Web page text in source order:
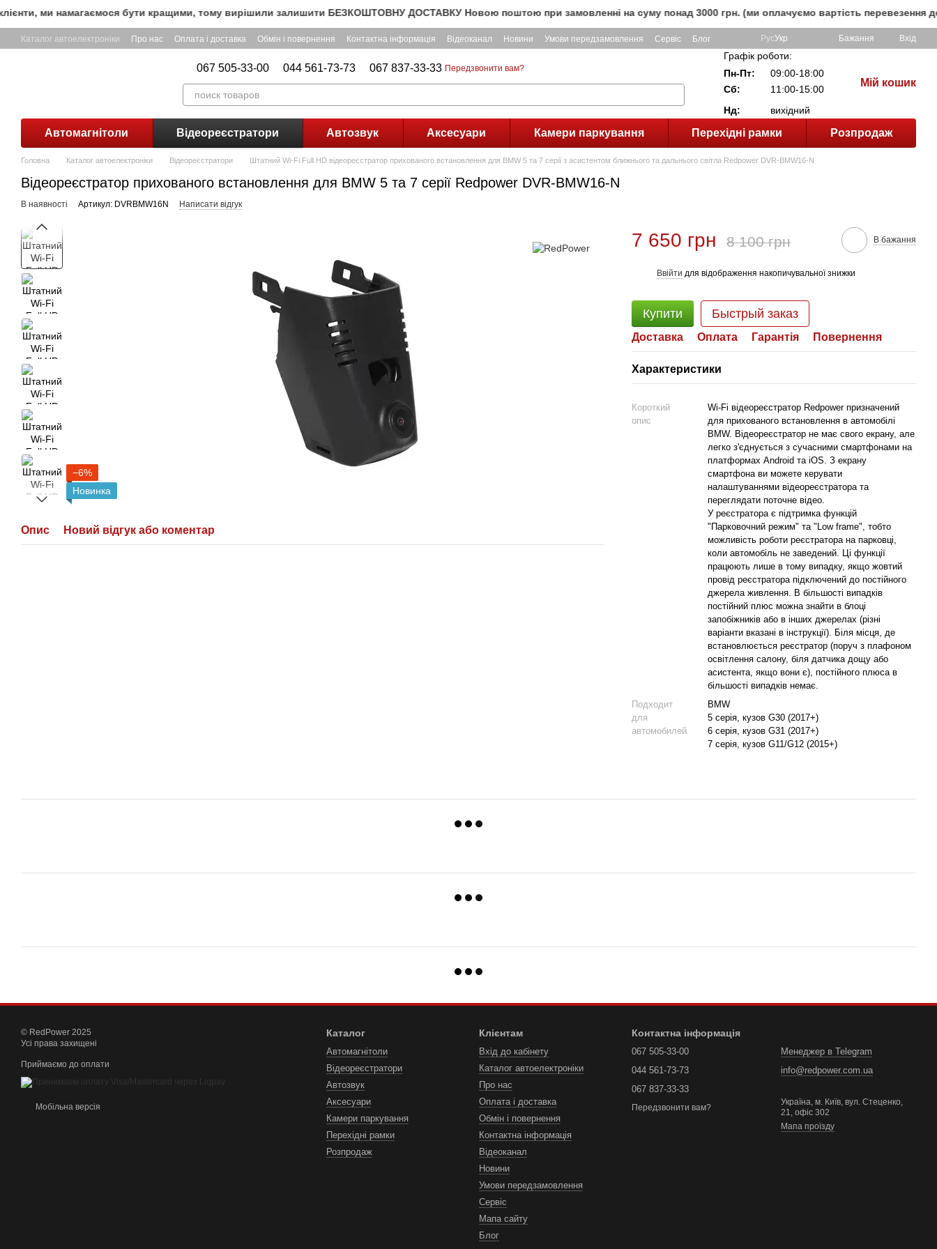
Перейти до основного контенту
ми намагаємося бути кращими, тому вирішили залишити БЕЗКОШТОВНУ ДОСТАВКУ Новою поштою при замовленні на суму понад 3000 грн. (ми оплачуємо вартість перевезення до
Каталог автоелектроніки Про нас Оплата і доставка Обмін і повернення Контактна інформація Відеоканал Новини Умови передзамовлення Сервіс Блог РусУкр Бажання Вхід
067 505-33-00 044 561-73-73 067 837-33-33 Передзвонити вам?
Графік роботи:
Пн-Пт:
09:00-18:00
Сб:
11:00-15:00
Нд:
вихідний
Мій кошик
Автомагнітоли Відеореєстратори Автозвук Аксесуари Камери паркування Перехідні рамки Розпродаж
Головна Каталог автоелектроніки Відеореєстратори Штатний Wi-Fi Full HD відеореєстратор прихованого встановлення для BMW 5 та 7 серії з асистентом ближнього та дальнього світла Redpower DVR-BMW16-N
Відеореєстратор прихованого встановлення для BMW 5 та 7 серії Redpower DVR-BMW16-N
В наявності Артикул: DVRBMW16N Написати відгук
−6%
Новинка
Опис Новий відгук або коментар
7 650 грн 8 100 грн В бажання
Ввійти для відображення накопичувальної знижки
Купити Быстрый заказ
Доставка Оплата Гарантія Повернення
Характеристики
Короткий
опис
Wi-Fi відеореєстратор Redpower призначений
для прихованого встановлення в автомобілі
BMW. Відеореєстратор не має свого екрану, але
легко з'єднується з сучасними смартфонами на
платформах Android та iOS. З екрану
смартфона ви можете керувати
налаштуваннями відеореєстратора та
переглядати поточне відео.
У реєстратора є підтримка функцій
"Парковочний режим" та "Low frame", тобто
можливість роботи реєстратора на парковці,
коли автомобіль не заведений. Ці функції
працюють лише в тому випадку, якщо жовтий
провід реєстратора підключений до постійного
джерела живлення. В більшості випадків
постійний плюс можна знайти в блоці
запобіжників або в інших джерелах (різні
варіанти вказані в інструкції). Біля місця, де
встановлюється реєстратор (поруч з плафоном
освітлення салону, біля датчика дощу або
асистента, якщо вони є), постійного плюса в
більшості випадків немає.
Подходит
для
автомобилей
BMW
5 серія, кузов G30 (2017+)
6 серія, кузов G31 (2017+)
7 серія, кузов G11/G12 (2015+)
© RedPower 2025
Усі права захищені
Приймаємо до оплати
Мобільна версія
Каталог
Автомагнітоли
Відеореєстратори
Автозвук
Аксесуари
Камери паркування
Перехідні рамки
Розпродаж
Клієнтам
Вхід до кабінету
Каталог автоелектроніки
Про нас
Оплата і доставка
Обмін і повернення
Контактна інформація
Відеоканал
Новини
Умови передзамовлення
Сервіс
Мапа сайту
Блог
Контактна інформація
067 505-33-00
044 561-73-73
067 837-33-33
Передзвонити вам?
Менеджер в Telegram
info@redpower.com.ua
Україна, м. Київ, вул. Стеценко,
21, офіс 302
Мапа проїзду